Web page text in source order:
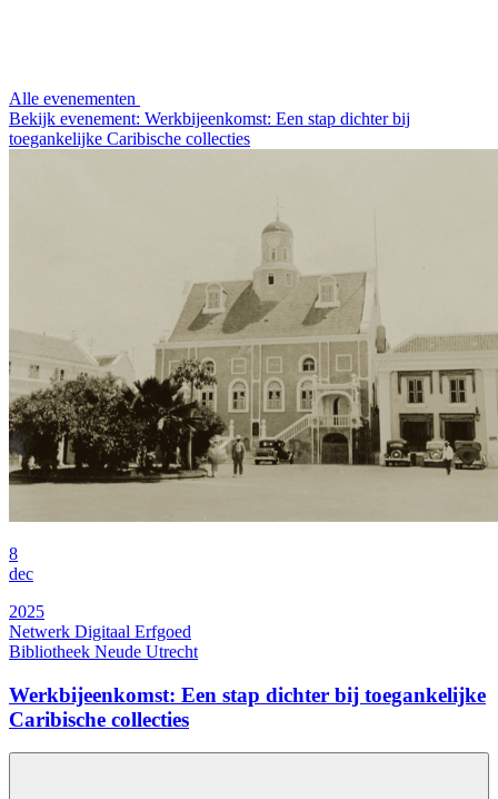
Alle evenementen
Bekijk evenement: Werkbijeenkomst: Een stap dichter bij
toegankelijke Caribische collecties
8
dec
2025
Netwerk Digitaal Erfgoed
Bibliotheek Neude Utrecht
Werkbijeenkomst: Een stap dichter bij toegankelijke
Caribische collecties